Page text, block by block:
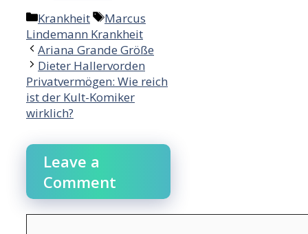
Categories
Krankheit Tags
Marcus
Lindemann Krankheit
Ariana Grande Größe
Dieter Hallervorden
Privatvermögen: Wie reich
ist der Kult-Komiker
wirklich?
Leave a
Comment